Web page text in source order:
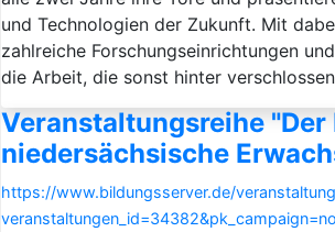
und Technologien der Zukunft. Mit
zahlreiche Forschungseinrichtungen
die Arbeit, die sonst hinter
Veranstaltungsreihe
niedersächsische
https://www.bildungsserver.de/